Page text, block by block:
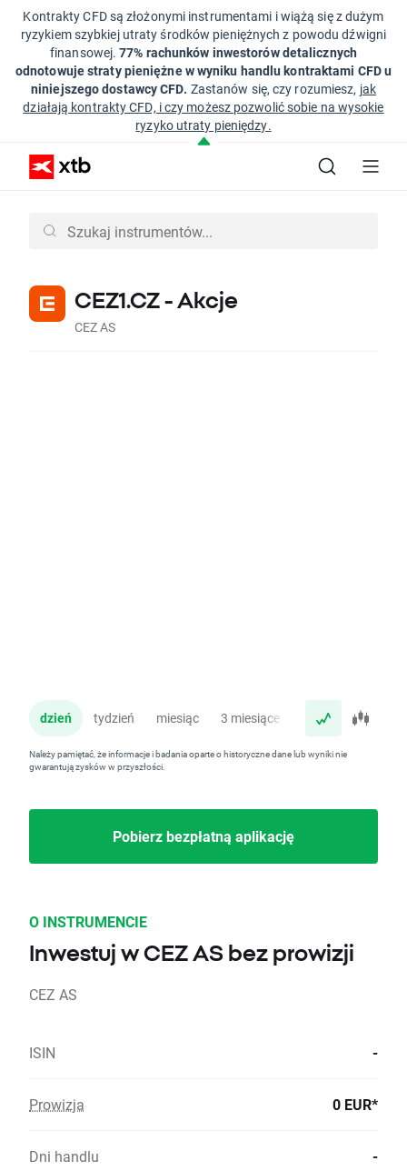
Kontrakty CFD są złożonymi instrumentami i wiążą się z dużym
ryzykiem szybkiej utraty środków pieniężnych z powodu dźwigni
finansowej.77% rachunków inwestorów detalicznych
odnotowuje straty pieniężne w wyniku handlu kontraktami CFD u
niniejszego dostawcy CFD. Zastanów się, czy rozumiesz, jak
działają kontrakty CFD, i czy możesz pozwolić sobie na wysokie
ryzyko utraty pieniędzy.
CEZ1.CZ - Akcje
CEZ AS
dzień tydzień miesiąc 3 miesiące rok
Należy pamiętać, że informacje i badania oparte o historyczne dane lub wyniki nie
gwarantują zysków w przyszłości.
Pobierz bezpłatną aplikację
O INSTRUMENCIE
Inwestuj w CEZ AS bez prowizji
CEZ AS
ISIN -
Prowizja 0 EUR*
Dni handlu -